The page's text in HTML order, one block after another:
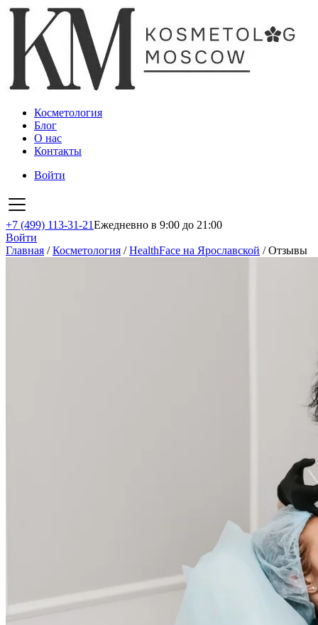
Косметология
Блог
О нас
Контакты
Войти
+7 (499) 113-31-21Ежедневно в 9:00 до 21:00
Войти
Главная /Косметология /HealthFace на Ярославской /Отзывы